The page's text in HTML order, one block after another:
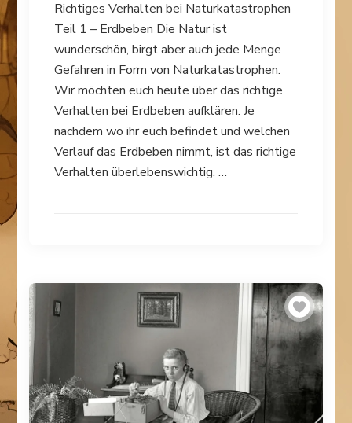
Richtiges Verhalten bei Naturkatastrophen
Teil 1 – Erdbeben Die Natur ist
wunderschön, birgt aber auch jede Menge
Gefahren in Form von Naturkatastrophen.
Wir möchten euch heute über das richtige
Verhalten bei Erdbeben aufklären. Je
nachdem wo ihr euch befindet und welchen
Verlauf das Erdbeben nimmt, ist das richtige
Verhalten überlebenswichtig. …